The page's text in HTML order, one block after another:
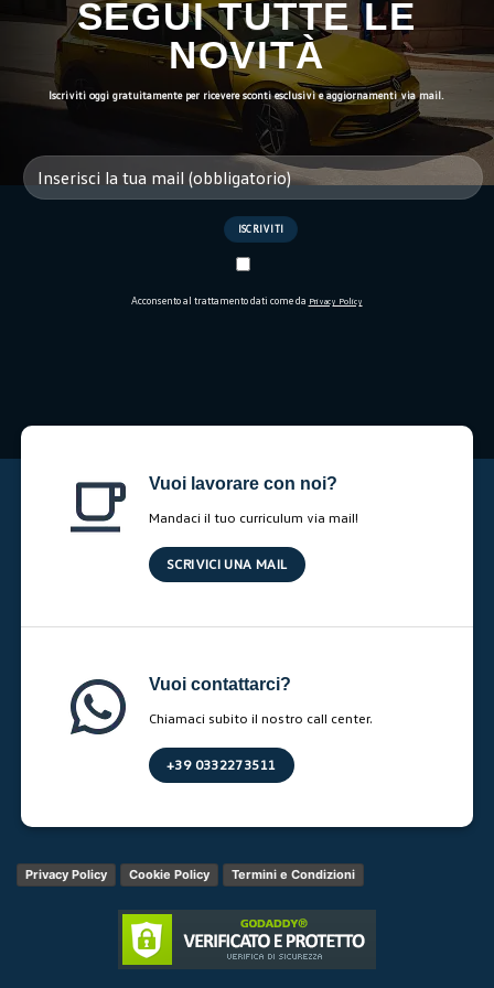
SEGUI TUTTE LE
NOVITÀ
Iscriviti oggi gratuitamente per ricevere sconti esclusivi e aggiornamenti via mail.
Acconsento al trattamento dati come da Privacy Policy
Vuoi lavorare con noi?
Mandaci il tuo curriculum via mail!
SCRIVICI UNA MAIL
Vuoi contattarci?
Chiamaci subito il nostro call center.
+39 0332273511
Privacy Policy Cookie Policy Termini e Condizioni